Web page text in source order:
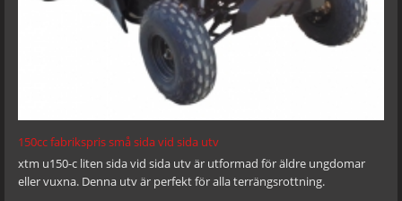
150cc fabrikspris små sida vid sida utv
xtm u150-c liten sida vid sida utv är utformad för äldre ungdomar
eller vuxna. Denna utv är perfekt för alla terrängsrottning.